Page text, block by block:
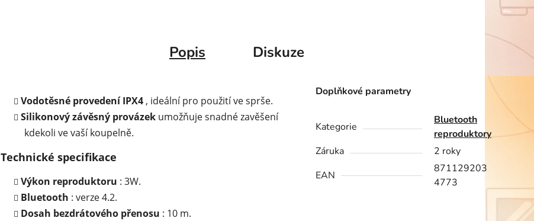
Popis Diskuze
Vodotěsné provedení IPX4 , ideální pro použití ve sprše.
Silikonový závěsný provázek umožňuje snadné zavěšení
kdekoli ve vaší koupelně.
Technické specifikace
Výkon reproduktoru : 3W.
Bluetooth : verze 4.2.
Dosah bezdrátového přenosu : 10 m.
Doplňkové parametry
Kategorie
Bluetooth
reproduktory
Záruka
2 roky
EAN
871129203
4773